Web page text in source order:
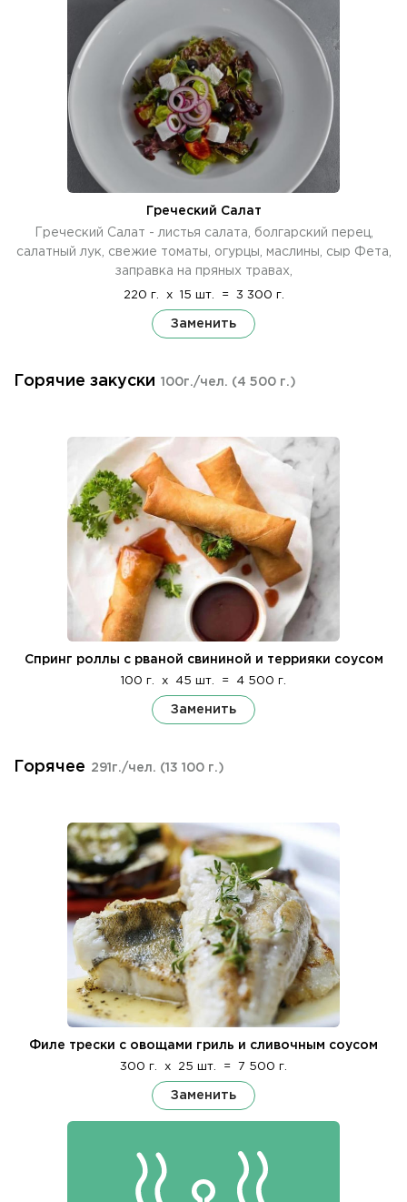
Греческий Салат
Греческий Салат - листья салата, болгарский перец,
салатный лук, свежие томаты, огурцы, маслины, сыр Фета,
заправка на пряных травах,
220 г. x 15 шт. = 3 300 г.
Заменить
Горячие закуски 100г./чел. (4 500 г.)
Спринг роллы с рваной свининой и террияки соусом
100 г. x 45 шт. = 4 500 г.
Заменить
Горячее 291г./чел. (13 100 г.)
Филе трески с овощами гриль и сливочным соусом
300 г. x 25 шт. = 7 500 г.
Заменить